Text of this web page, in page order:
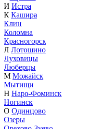
И Истра
К Кашира
Клин
Коломна
Красногорск
Л Лотошино
Луховицы
Люберцы
М Можайск
Мытищи
Н Наро-Фоминск
Ногинск
О Одинцово
Озеры